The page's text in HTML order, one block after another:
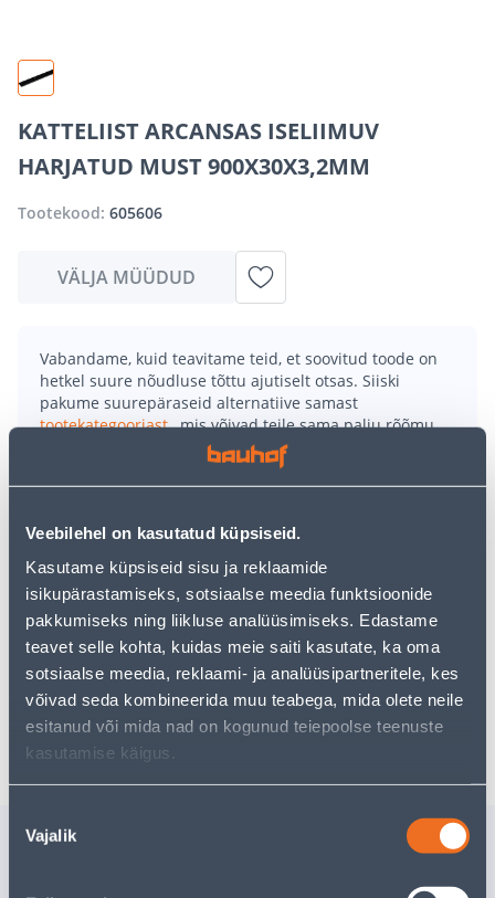
Veebilehel on kasutatud küpsiseid.
Kasutame küpsiseid sisu ja reklaamide
isikupärastamiseks, sotsiaalse meedia funktsioonide
pakkumiseks ning liikluse analüüsimiseks. Edastame
teavet selle kohta, kuidas meie saiti kasutate, ka oma
sotsiaalse meedia, reklaami- ja analüüsipartneritele, kes
võivad seda kombineerida muu teabega, mida olete neile
esitanud või mida nad on kogunud teiepoolse teenuste
kasutamise käigus.
valik
Vajalik
KATTELIIST ARCANSAS ISELIIMUV
HARJATUD MUST 900X30X3,2MM
Tootekood: 605606
VÄLJA MÜÜDUD
Vabandame, kuid teavitame teid, et soovitud toode on
hetkel suure nõudluse tõttu ajutiselt otsas. Siiski
pakume suurepäraseid alternatiive samast
tootekategooriast, mis võivad teile sama palju rõõmu
Teie ostlemisrõõm ei pea aga siin lõppema - oma
uurimistööd saate jätkata, naastesavalehelevõi
veelgi meelepärasemad valikuid. Head ostlemist!
• Iseliimuv katteliist musta värvusega.
• Mõõtmetega 900 x 30 x 3,2 mm.
• 14-päevane tagastusõigus.
Tarne pole võimalik
Sarnased tooted